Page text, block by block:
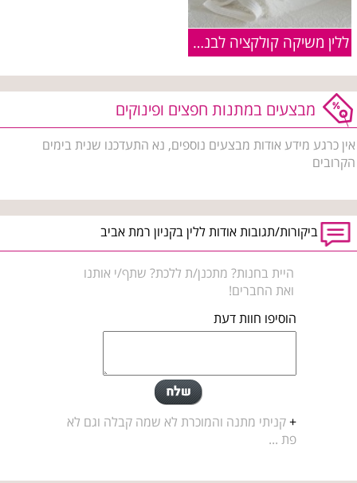
ללין משיקה קולקציה לבנה לשבועות
מבצעים במתנות חפצים ופינוקים
אין כרגע מידע אודות מבצעים נוספים, נא התעדכנו שנית בימים
הקרובים
ביקורות/תגובות אודות ללין בקניון רמת אביב
היית בחנות? מתכנן/ת ללכת? שתף/י אותנו
ואת החברים!
הוסיפו חוות דעת
+קניתי מתנה והמוכרת לא שמה קבלה וגם לא
פת ...